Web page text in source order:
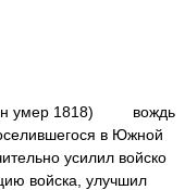
умер 1818) вождь
в Южной
усилил войско
войска, улучшил